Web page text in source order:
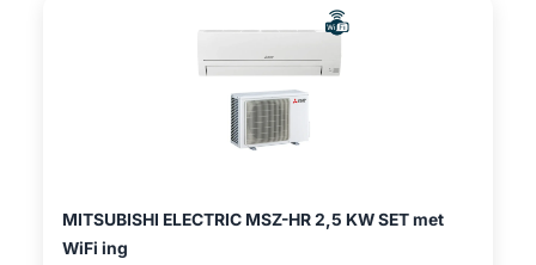
MITSUBISHI ELECTRIC MSZ-HR 2,5 KW SET met
WiFi ing